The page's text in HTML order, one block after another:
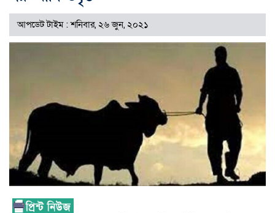
আপডেট টাইম : শনিবার, ২৬ জুন, ২০২১